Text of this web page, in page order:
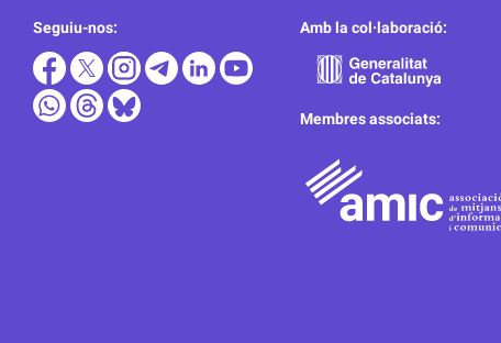
Seguiu-nos: Amb la col·laboració:
Membres associats: